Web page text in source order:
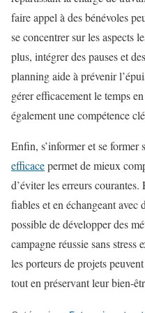
faire appel à des bénévoles
se concentrer sur les aspects
plus, intégrer des pauses et
planning aide à prévenir
gérer efficacement le temps
également une compétence
Enfin, s’informer et se former
efficacepermet de mieux
d’éviter les erreurs courantes.
fiables et en échangeant avec
possible de développer des
campagne réussie sans stress
les porteurs de projets
tout en préservant leur bien-